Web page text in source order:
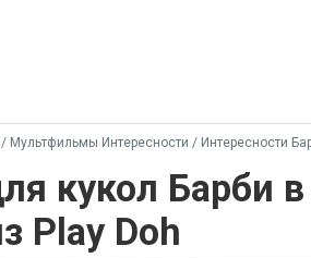
/ Мультфильмы Интересности / Интересности
кукол Барби в
Play Doh